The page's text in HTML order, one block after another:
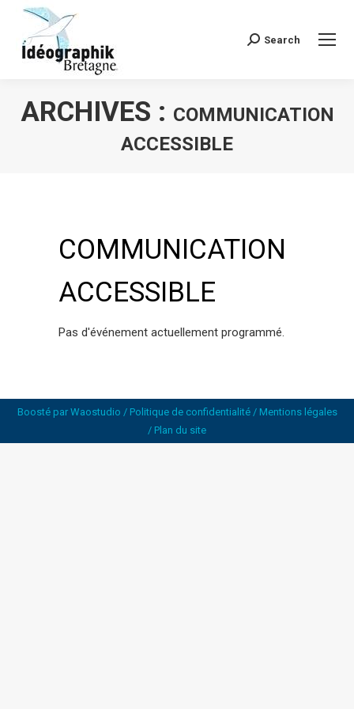
Recherche
Search
ARCHIVES : COMMUNICATION
ACCESSIBLE
COMMUNICATION
ACCESSIBLE
Pas d'événement actuellement programmé.
Boosté par Waostudio / Politique de confidentialité/ Mentions légales
/ Plan du site